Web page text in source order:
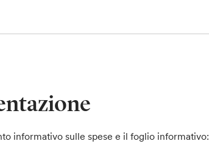
informativo sulle spese e il foglio informativo: